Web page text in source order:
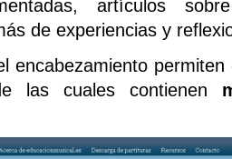
artículos
de experiencias y
encabezamiento
las cuales contienen